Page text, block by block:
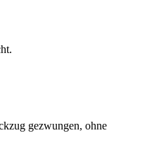
gezwungen, ohne